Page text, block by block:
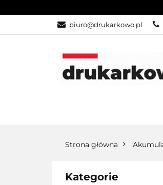
biuro@drukarkowo.pl
Strona główna
Kategorie